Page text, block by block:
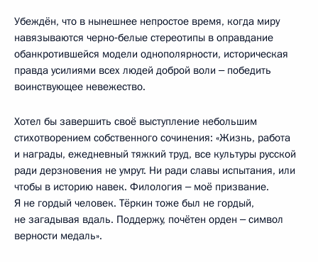
Убеждён, что в нынешнее непростое время, когда миру
навязываются черно‑белые стереотипы в оправдание
обанкротившейся модели однополярности, историческая
правда усилиями всех людей доброй воли ‒ победить
воинствующее невежество.
Хотел бы завершить своё выступление небольшим
стихотворением собственного сочинения: «Жизнь, работа
и награды, ежедневный тяжкий труд, все культуры русской
ради дерзновения не умрут. Ни ради славы испытания, или
чтобы в историю навек. Филология ‒ моё призвание.
Я не гордый человек. Тёркин тоже был не гордый,
не загадывая вдаль. Поддержу, почётен орден ‒ символ
верности медаль».